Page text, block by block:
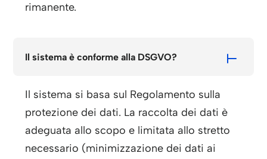
rimanente.
Il sistema è conforme alla DSGVO?
Il sistema si basa sul Regolamento sulla
protezione dei dati. La raccolta dei dati è
adeguata allo scopo e limitata allo stretto
necessario (minimizzazione dei dati ai